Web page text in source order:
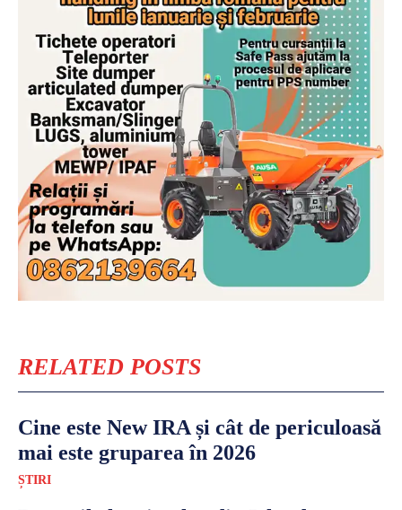
RELATED POSTS
Cine este New IRA și cât de periculoasă
mai este gruparea în 2026
ȘTIRI